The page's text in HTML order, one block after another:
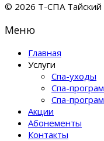
© 2026 Т-СПА Тайский
Меню
Главная
Услуги
Спа-уходы
Спа-
Спа-
Акции
Абонементы
Контакты